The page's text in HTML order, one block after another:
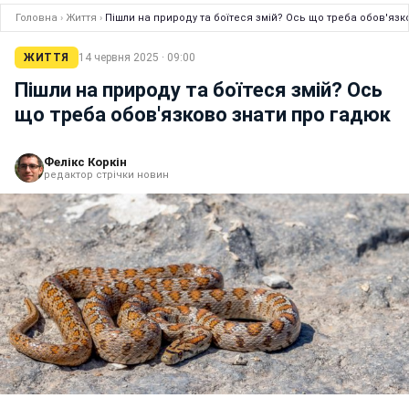
Головна › Життя › Пішли на природу та боїтеся змій? Ось що треба
ЖИТТЯ 14 червня 2025 · 09:00
Пішли на природу та боїтеся змій? Ось
що треба обов'язково знати про гадюк
Фелікс Коркін
редактор стрічки новин